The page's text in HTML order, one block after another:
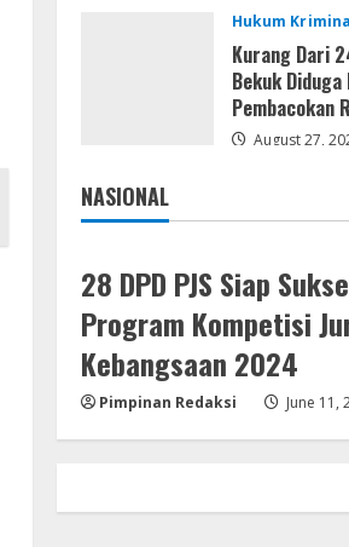
Resettools
Display
Crack [Final]
August 9, 2026
Plus
Hukum
Kurang Dari
Bekuk Diduga
Pembacokan
August 27,
NASIONAL
Jakarta
28 DPD PJS Siap
Program Kompetisi
Kebangsaan 2024
Pimpinan Redaksi June 11,